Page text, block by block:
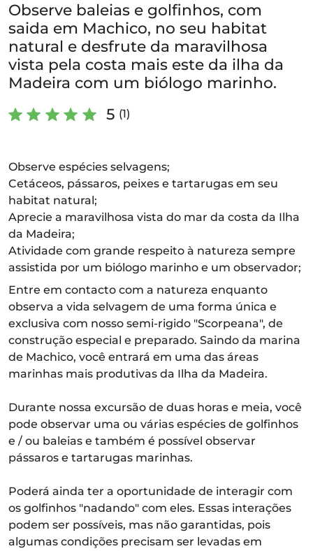
Observe baleias e golfinhos, com
saida em Machico, no seu habitat
natural e desfrute da maravilhosa
vista pela costa mais este da ilha da
Madeira com um biólogo marinho.
5 (1)
Observe espécies selvagens;
Cetáceos, pássaros, peixes e tartarugas em seu
habitat natural;
Aprecie a maravilhosa vista do mar da costa da Ilha
da Madeira;
Atividade com grande respeito à natureza sempre
assistida por um biólogo marinho e um observador;
Entre em contacto com a natureza enquanto
observa a vida selvagem de uma forma única e
exclusiva com nosso semi-rigido "Scorpeana", de
construção especial e preparado. Saindo da marina
de Machico, você entrará em uma das áreas
marinhas mais produtivas da Ilha da Madeira.
Durante nossa excursão de duas horas e meia, você
pode observar uma ou várias espécies de golfinhos
e / ou baleias e também é possível observar
pássaros e tartarugas marinhas.
Poderá ainda ter a oportunidade de interagir com
os golfinhos "nadando" com eles. Essas interações
podem ser possíveis, mas não garantidas, pois
algumas condições precisam ser levadas em